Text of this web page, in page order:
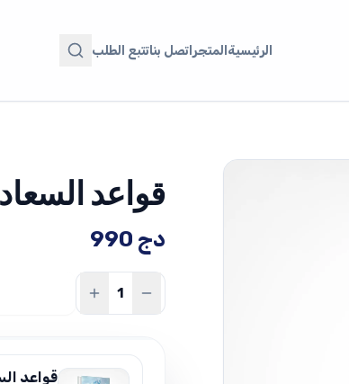
الرئيسيةالمتجراتصل بناتتبع الطلب
قواعد
990 دج
قواعد